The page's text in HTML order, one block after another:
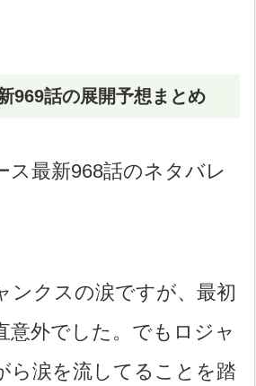
969話の展開予想まとめ
ス最新968話のネタバレ
ンクスの涙ですが、最初
意外でした。でもロジャ
ら涙を流してることを踏